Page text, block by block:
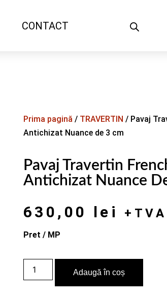
CONTACT
Prima pagină / TRAVERTIN / Pavaj
Antichizat Nuance de 3 cm
Pavaj Travertin
Antichizat Nuance
630,00 lei +TVA
Pret / MP
Adaugă în coș